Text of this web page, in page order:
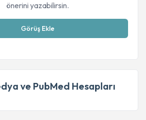
önerini yazabilirsin.
Görüş Ekle
ve PubMed Hesapları